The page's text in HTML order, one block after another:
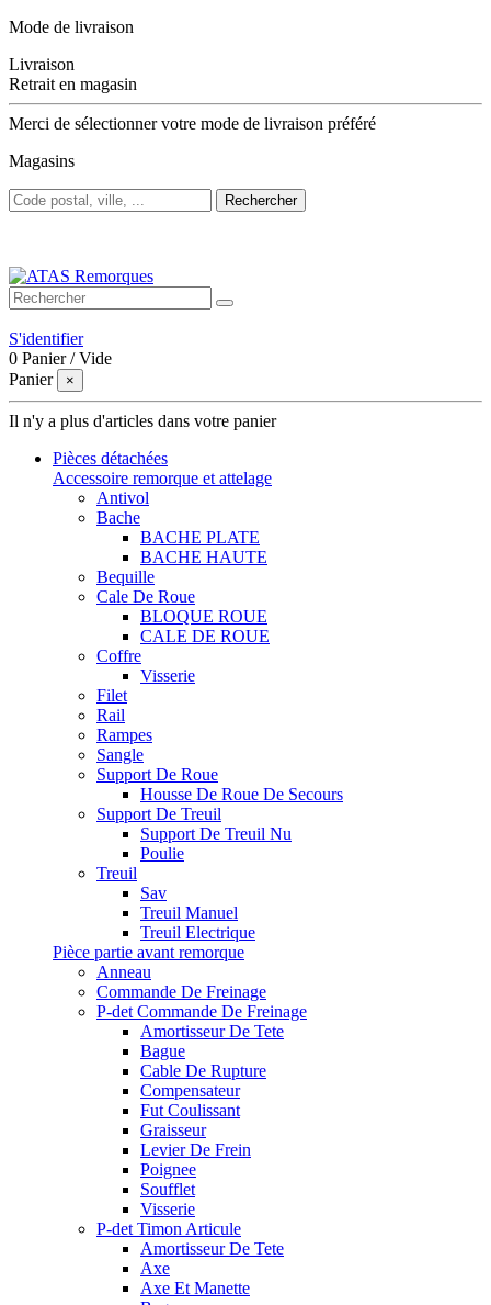
Mode de livraison
Livraison
Retrait en magasin
Merci de sélectionner votre mode de livraison préféré
Magasins
Rechercher
S'identifier
0 Panier /Vide
Panier
×
Il n'y a plus d'articles dans votre panier
Pièces détachées
Accessoire remorque et attelage
Antivol
Bache
BACHE PLATE
BACHE HAUTE
Bequille
Cale De Roue
BLOQUE ROUE
CALE DE ROUE
Coffre
Visserie
Filet
Rail
Rampes
Sangle
Support De Roue
Housse De Roue De Secours
Support De Treuil
Support De Treuil Nu
Poulie
Treuil
Sav
Treuil Manuel
Treuil Electrique
Pièce partie avant remorque
Anneau
Commande De Freinage
P-det Commande De Freinage
Amortisseur De Tete
Bague
Cable De Rupture
Compensateur
Fut Coulissant
Graisseur
Levier De Frein
Poignee
Soufflet
Visserie
P-det Timon Articule
Amortisseur De Tete
Axe
Axe Et Manette